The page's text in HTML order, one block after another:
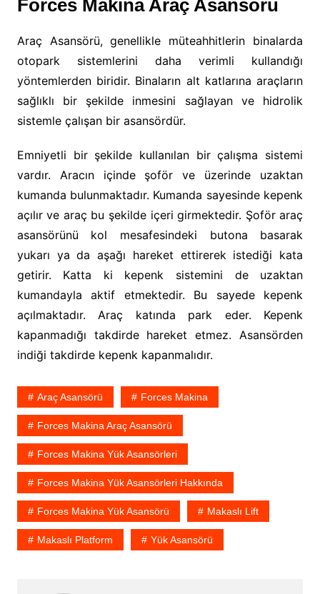
Forces Makina Araç Asansörü
Araç Asansörü, genellikle müteahhitlerin binalarda
otopark sistemlerini daha verimli kullandığı
yöntemlerden biridir. Binaların alt katlarına araçların
sağlıklı bir şekilde inmesini sağlayan ve hidrolik
sistemle çalışan bir asansördür.
Emniyetli bir şekilde kullanılan bir çalışma sistemi
vardır. Aracın içinde şoför ve üzerinde uzaktan
kumanda bulunmaktadır. Kumanda sayesinde kepenk
açılır ve araç bu şekilde içeri girmektedir. Şoför araç
asansörünü kol mesafesindeki butona basarak
yukarı ya da aşağı hareket ettirerek istediği kata
getirir. Katta ki kepenk sistemini de uzaktan
kumandayla aktif etmektedir. Bu sayede kepenk
açılmaktadır. Araç katında park eder. Kepenk
kapanmadığı takdirde hareket etmez. Asansörden
indiği takdirde kepenk kapanmalıdır.
Araç Asansörü Forces Makina
Forces Makina Araç Asansörü
Forces Makina Yük Asansörleri
Forces Makina Yük Asansörleri Hakkında
Forces Makina Yük Asansörü Makaslı Lift
Makaslı Platform Yük Asansörü